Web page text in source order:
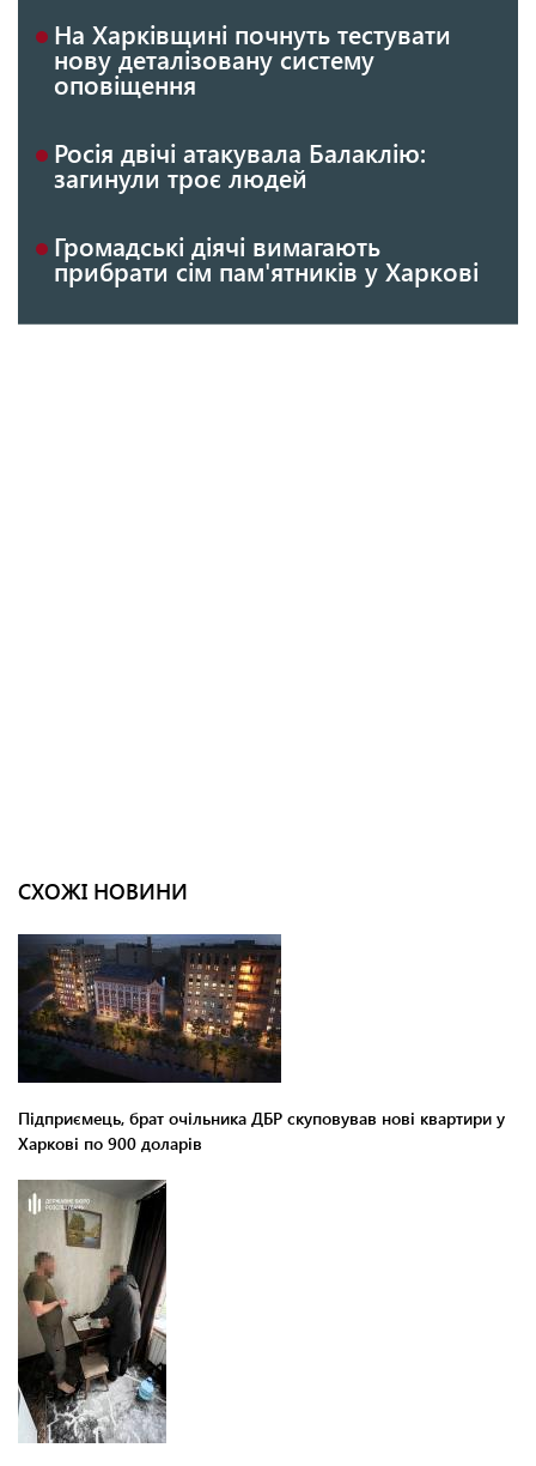
На Харківщині почнуть тестувати
нову деталізовану систему
оповіщення
Росія двічі атакувала Балаклію:
загинули троє людей
Громадські діячі вимагають
прибрати сім пам'ятників у Харкові
СХОЖІ НОВИНИ
Підприємець, брат очільника ДБР скуповував нові квартири у
Харкові по 900 доларів